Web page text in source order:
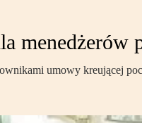
menedżerów
umowy kreującej